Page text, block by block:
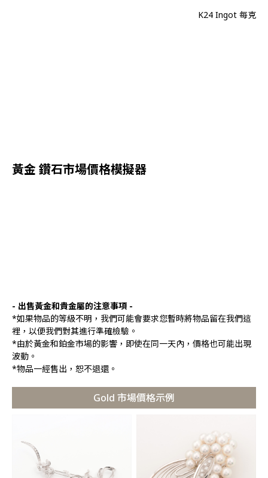
K24 Ingot 每克
黃金 鑽石市場價格模擬器
- 出售黃金和貴金屬的注意事項 -
*如果物品的等級不明，我們可能會要求您暫時將物品留在我們這
裡，以便我們對其進行準確檢驗。
*由於黃金和鉑金市場的影響，即使在同一天內，價格也可能出現
波動。
*物品一經售出，恕不退還。
Gold 市場價格示例